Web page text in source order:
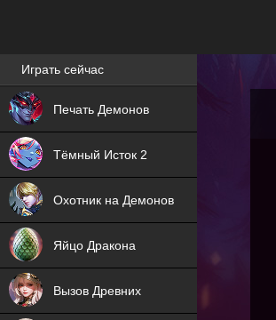
Лучшие игры онлайн
Играть сейчас
Печать Демонов
NEW
Тёмный Исток 2
NEW
Охотник на Демонов
ХИТ
Яйцо Дракона
NEW
Вызов Древних
ХИТ
ХИТ